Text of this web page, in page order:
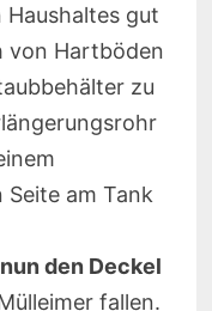
gut
von Hartböden
zu
am Tank
den Deckel
fallen.